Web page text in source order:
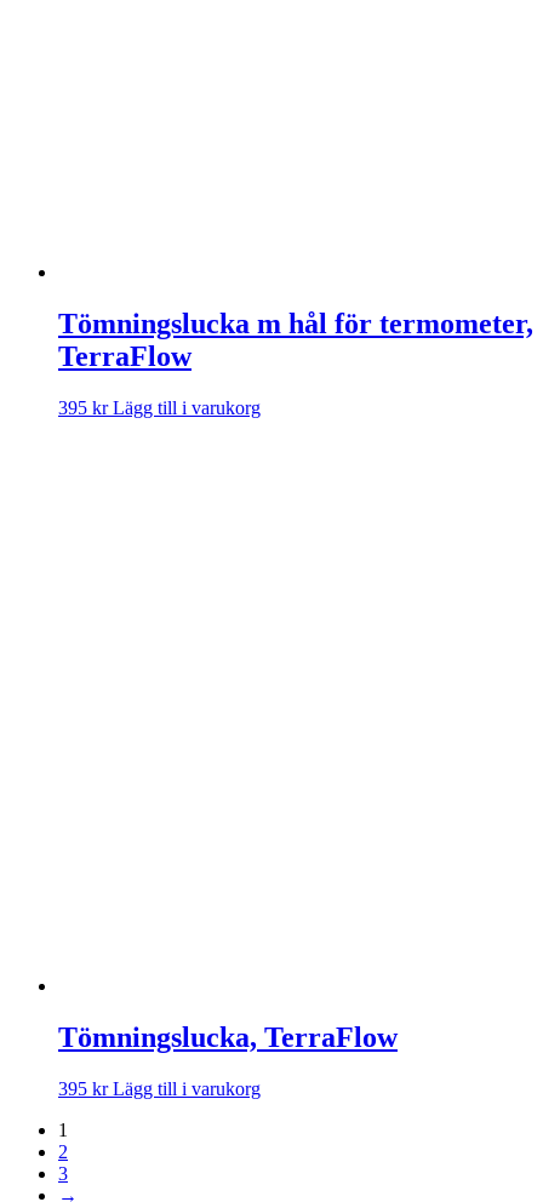
Tömningslucka m hål för termometer,
TerraFlow
395 kr Lägg till i varukorg
Tömningslucka, TerraFlow
395 kr Lägg till i varukorg
1
2
3
→